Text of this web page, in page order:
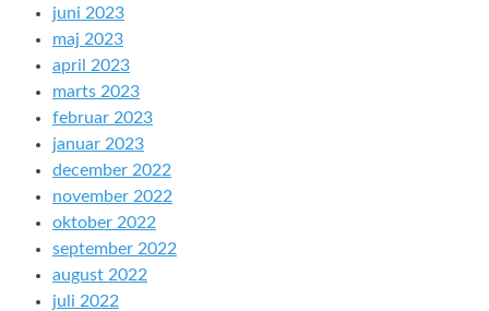
juni 2023
maj 2023
april 2023
marts 2023
februar 2023
januar 2023
december 2022
november 2022
oktober 2022
september 2022
august 2022
juli 2022